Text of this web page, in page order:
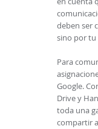
deben ser
sino por tu
Para
Google.
Drive y
toda una
compartir